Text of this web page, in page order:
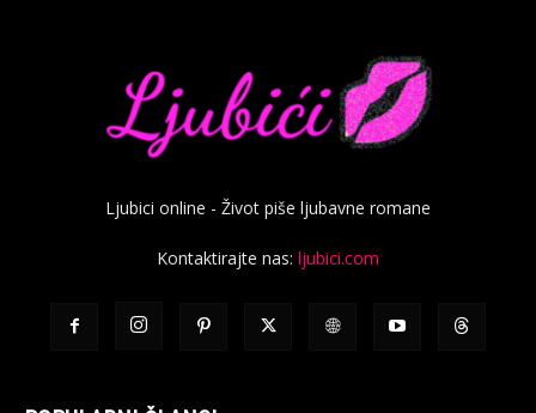
Ljubici online - Život piše ljubavne romane
Kontaktirajte nas: ljubici.com